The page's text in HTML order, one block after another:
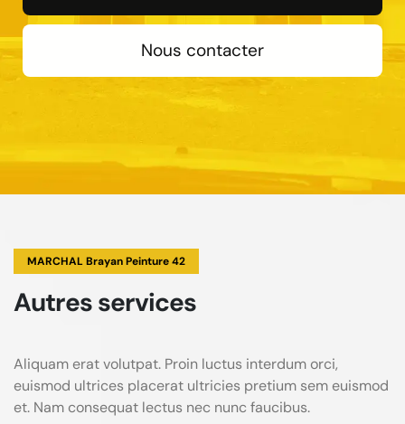
Nous contacter
MARCHAL Brayan Peinture 42
Autres services
Aliquam erat volutpat. Proin luctus interdum orci,
euismod ultrices placerat ultricies pretium sem euismod
et. Nam consequat lectus nec nunc faucibus.